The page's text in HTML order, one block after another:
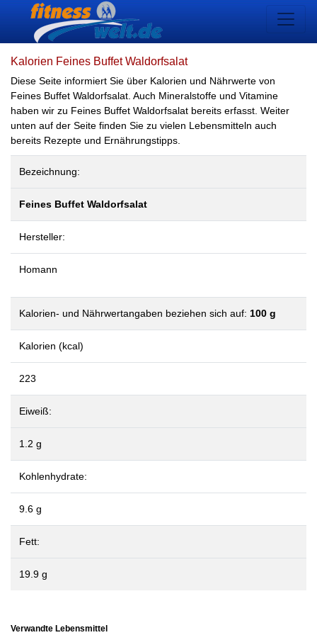
Kalorien Feines Buffet Waldorfsalat
Diese Seite informiert Sie über Kalorien und Nährwerte von
Feines Buffet Waldorfsalat. Auch Mineralstoffe und Vitamine
haben wir zu Feines Buffet Waldorfsalat bereits erfasst. Weiter
unten auf der Seite finden Sie zu vielen Lebensmitteln auch
bereits Rezepte und Ernährungstipps.
Bezeichnung:
Feines Buffet Waldorfsalat
Hersteller:
Homann
Kalorien- und Nährwertangaben beziehen sich auf: 100 g
Kalorien (kcal)
223
Eiweiß:
1.2 g
Kohlenhydrate:
9.6 g
Fett:
19.9 g
Verwandte Lebensmittel